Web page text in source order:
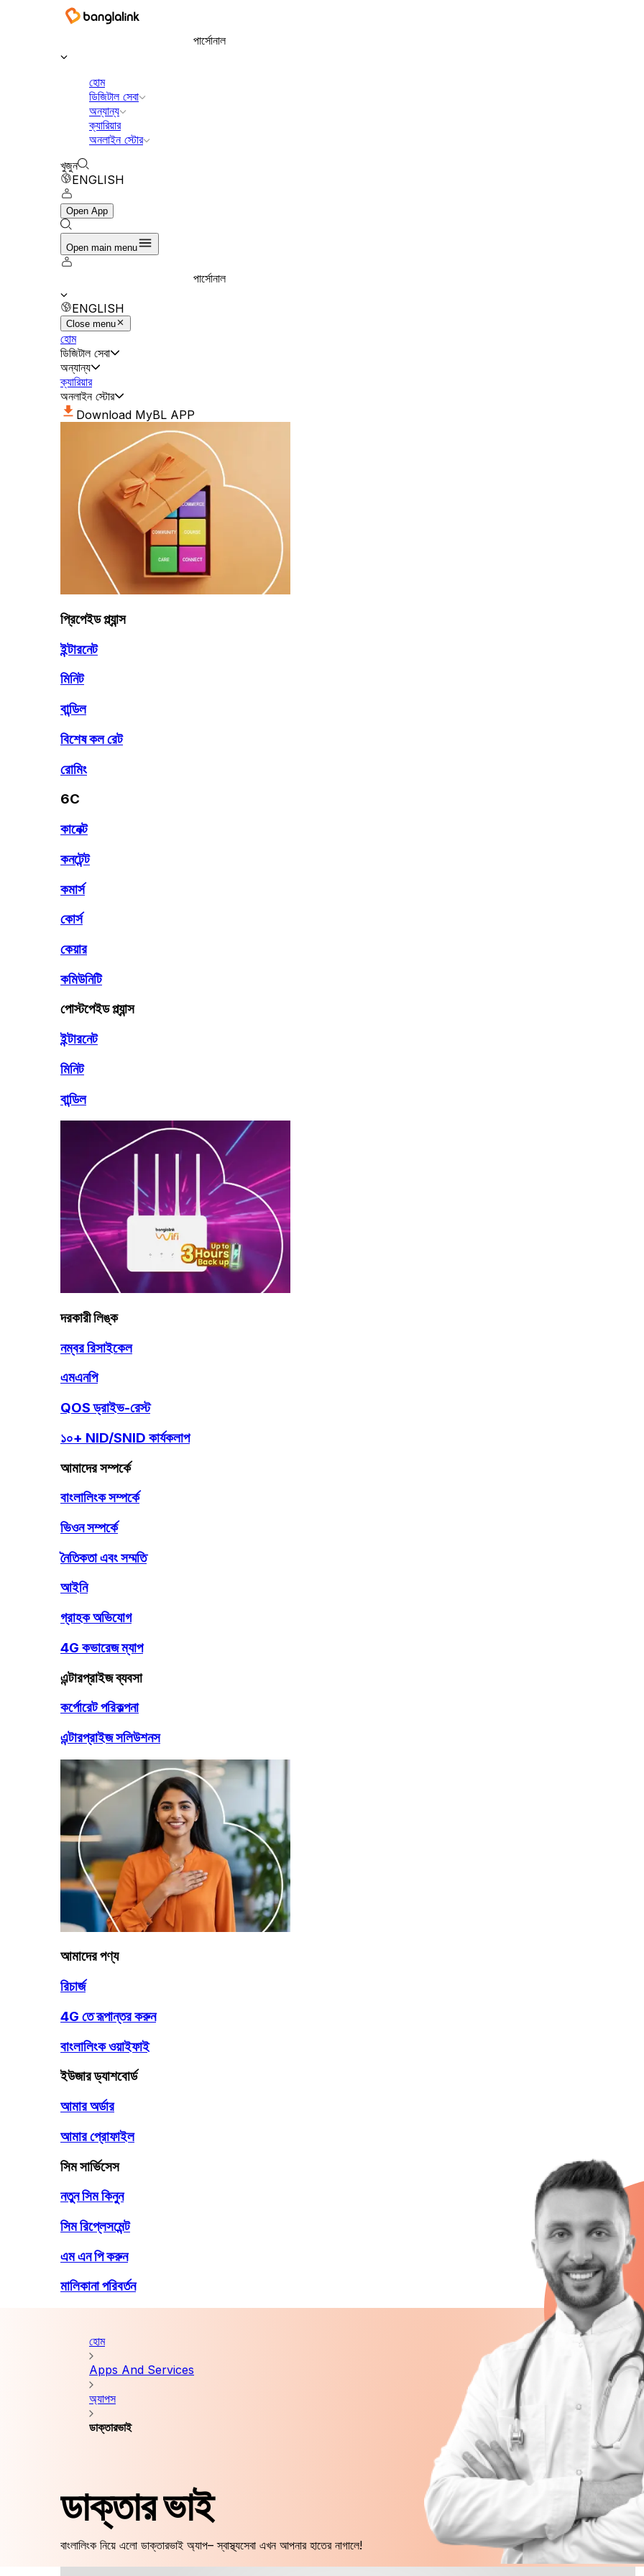
পার্সোনাল
হোম
ডিজিটাল সেবা
অন্যান্য
ক্যারিয়ার
অনলাইন স্টোর
খুজুন
ENGLISH
Open App
Open main menu
পার্সোনাল
ENGLISH
Close menu
হোম
ডিজিটাল সেবা
অন্যান্য
ক্যারিয়ার
অনলাইন স্টোর
Download MyBL APP
প্রিপেইড প্ল্যান্স
ইন্টারনেট
মিনিট
বান্ডিল
বিশেষ কল রেট
রোমিং
6C
কানেক্ট
কনটেন্ট
কমার্স
কোর্স
কেয়ার
কমিউনিটি
পোস্টপেইড প্ল্যান্স
ইন্টারনেট
মিনিট
বান্ডিল
দরকারী লিঙ্ক
নম্বর রিসাইকেল
এমএনপি
QOS ড্রাইভ-রেস্ট
১০+ NID/SNID কার্যকলাপ
আমাদের সম্পর্কে
বাংলালিংক সম্পর্কে
ভিওন সম্পর্কে
নৈতিকতা এবং সম্মতি
আইনি
গ্রাহক অভিযোগ
4G কভারেজ ম্যাপ
এন্টারপ্রাইজ ব্যবসা
কর্পোরেট পরিকল্পনা
এন্টারপ্রাইজ সলিউশনস
আমাদের পণ্য
রিচার্জ
4G তে রূপান্তর করুন
বাংলালিংক ওয়াইফাই
ইউজার ড্যাশবোর্ড
আমার অর্ডার
আমার প্রোফাইল
সিম সার্ভিসেস
নতুন সিম কিনুন
সিম রিপ্লেসমেন্ট
এম এন পি করুন
মালিকানা পরিবর্তন
হোম
Apps And Services
অ্যাপস
ডাক্তারভাই
ডাক্তার ভাই
বাংলালিংক নিয়ে এলো ডাক্তারভাই অ্যাপ– স্বাস্থ্যসেবা এখন আপনার হাতের নাগালে!